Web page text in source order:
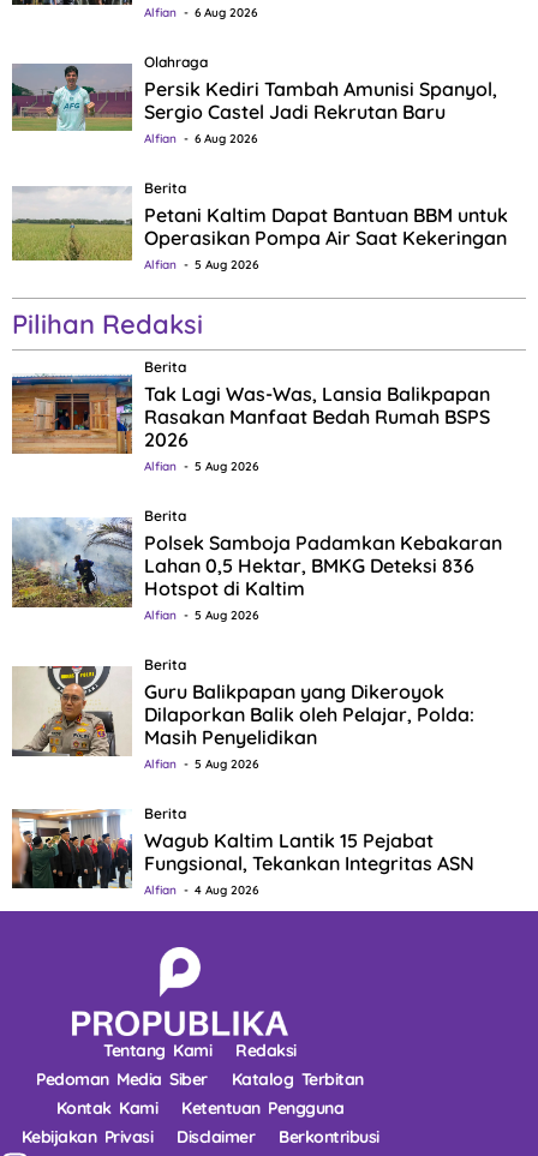
Alfian 6 Aug 2026
Olahraga
Persik Kediri Tambah Amunisi Spanyol,
Sergio Castel Jadi Rekrutan Baru
Alfian 6 Aug 2026
Berita
Petani Kaltim Dapat Bantuan BBM untuk
Operasikan Pompa Air Saat Kekeringan
Alfian 5 Aug 2026
Pilihan Redaksi
Berita
Tak Lagi Was-Was, Lansia Balikpapan
Rasakan Manfaat Bedah Rumah BSPS
2026
Alfian 5 Aug 2026
Berita
Polsek Samboja Padamkan Kebakaran
Lahan 0,5 Hektar, BMKG Deteksi 836
Hotspot di Kaltim
Alfian 5 Aug 2026
Berita
Guru Balikpapan yang Dikeroyok
Dilaporkan Balik oleh Pelajar, Polda:
Masih Penyelidikan
Alfian 5 Aug 2026
Berita
Wagub Kaltim Lantik 15 Pejabat
Fungsional, Tekankan Integritas ASN
Alfian 4 Aug 2026
Tentang Kami
Redaksi
Pedoman Media Siber
Katalog Terbitan
Kontak Kami
Ketentuan Pengguna
Kebijakan Privasi
Disclaimer Berkontribusi